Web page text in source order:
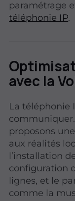
paramétrage
téléphonie IP.
avec la
La téléphonie
proposons
aux réalités
l’installation
configuration
lignes, et le
comme la